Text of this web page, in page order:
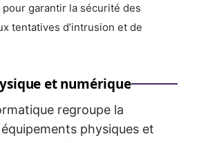
garantir la sécurité des
tentatives d’intrusion et de
et numérique
regroupe la
physiques et